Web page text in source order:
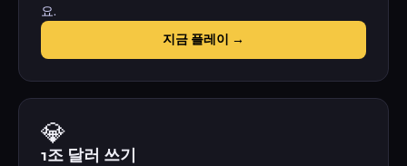
요.
지금 플레이 →
💎
1조 달러 쓰기